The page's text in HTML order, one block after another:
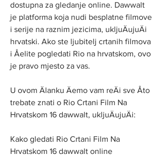
dostupna za gledanje online. Dawwalt
je platforma koja nudi besplatne filmove
i serije na raznim jezicima, ukljuÄujuÄi
hrvatski. Ako ste ljubitelj crtanih filmova
i Åelite pogledati Rio na hrvatskom, ovo
je pravo mjesto za vas.
U ovom Älanku Äemo vam reÄi sve Åto
trebate znati o Rio Crtani Film Na
Hrvatskom 16 dawwalt, ukljuÄujuÄi:
Kako gledati Rio Crtani Film Na
Hrvatskom 16 dawwalt online